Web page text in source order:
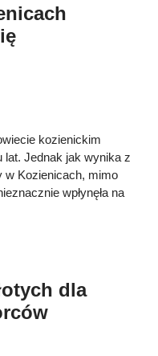
kozienickim
lat. Jednak jak wynika z
w Kozienicach, mimo
wpłynęła na
dla